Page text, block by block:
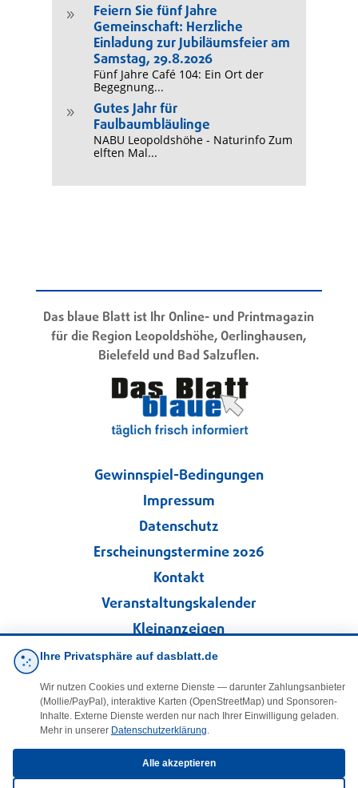
9
Feiern Sie fünf Jahre
Gemeinschaft: Herzliche
Einladung zur Jubiläumsfeier am
Samstag, 29.8.2026
Fünf Jahre Café 104: Ein Ort der
Begegnung...
9
Gutes Jahr für
Faulbaumbläulinge
NABU Leopoldshöhe - Naturinfo Zum
elften Mal...
Das blaue Blatt ist Ihr Online- und Printmagazin
für die Region Leopoldshöhe, Oerlinghausen,
Bielefeld und Bad Salzuflen.
Gewinnspiel-Bedingungen
Impressum
Datenschutz
Erscheinungstermine 2026
Kontakt
Veranstaltungskalender
Kleinanzeigen
Folgen Sie uns!
facebook
Ihre Privatsphäre auf dasblatt.de
Wir nutzen Cookies und externe Dienste — darunter Zahlungsanbieter
(Mollie/PayPal), interaktive Karten (OpenStreetMap) und Sponsoren-
Inhalte. Externe Dienste werden nur nach Ihrer Einwilligung geladen.
Mehr in unserer Datenschutzerklärung.
Alle akzeptieren